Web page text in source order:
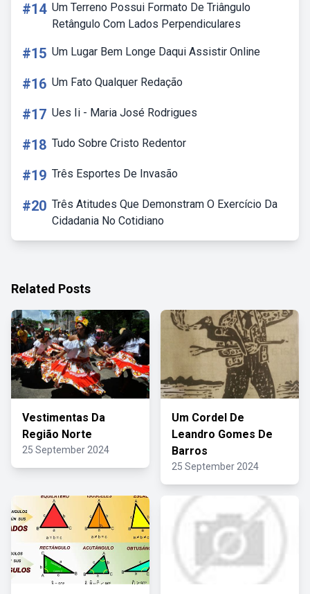
#14 Um Terreno Possui Formato De Triângulo
Retângulo Com Lados Perpendiculares
#15 Um Lugar Bem Longe Daqui Assistir Online
#16 Um Fato Qualquer Redação
#17 Ues Ii - Maria José Rodrigues
#18 Tudo Sobre Cristo Redentor
#19 Três Esportes De Invasão
#20 Três Atitudes Que Demonstram O Exercício Da
Cidadania No Cotidiano
Related Posts
Vestimentas Da
Região Norte
25 September 2024
Um Cordel De
Leandro Gomes De
Barros
25 September 2024